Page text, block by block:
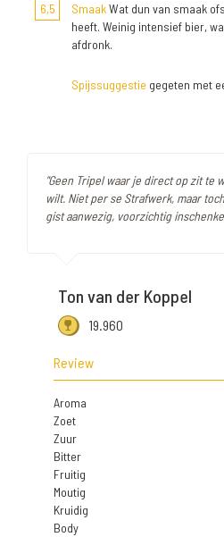
6,5 SmaakWat dun van smaak
heeft. Weinig intensief bier,
afdronk.
Spijssuggestie gegeten met
"Geen Tripel waar je direct op zit te
wilt. Niet per se Strafwerk, maar
gist aanwezig, voorzichtig
Ton van der Koppel
19.960
Review
Aroma
Zoet
Zuur
Bitter
Fruitig
Moutig
Kruidig
Body